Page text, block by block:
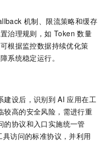
机制、限流策略和缓存
治理规则，如 Token 数量
根据监控数据持续优化策
系统稳定运行。
建设后，识别到 AI 应用在工
较高的安全风险，需进行重
的协议和入口实施统一管
具访问的标准协议，并利用